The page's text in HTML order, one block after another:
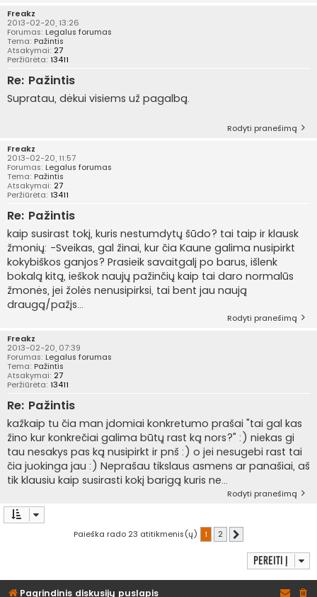
Freakz
2013-02-20, 13:26
Forumas: Legalus forumas
Tema: Pažintis
Atsakymai: 27
Peržiūrėta: 13411
Re: Pažintis
Supratau, dėkui visiems už pagalbą.
Rodyti pranešimą
Freakz
2013-02-20, 11:57
Forumas: Legalus forumas
Tema: Pažintis
Atsakymai: 27
Peržiūrėta: 13411
Re: Pažintis
kaip susirast tokį, kuris nestumdytų šūdo? tai taip ir klausk
žmonių: -Sveikas, gal žinai, kur čia Kaune galima nusipirkt
kokybiškos ganjos? Prasieik savaitgalį po barus, išlenk
bokalą kitą, ieškok naujų pažinčių kaip tai daro normalūs
žmonės, jei žolės nenusipirksi, tai bent jau naują
draugą/pažįs...
Rodyti pranešimą
Freakz
2013-02-20, 07:39
Forumas: Legalus forumas
Tema: Pažintis
Atsakymai: 27
Peržiūrėta: 13411
Re: Pažintis
kažkaip tu čia man įdomiai konkretumo prašai "tai gal kas
žino kur konkrečiai galima būtų rast ką nors?" :) niekas gi
tau nesakys pas ką nusipirkt ir pnš :) o jei nesugebi rast tai
čia juokinga jau :) Neprašau tikslaus asmens ar panašiai, aš
tik klausiu kaip susirasti kokį barigą kuris ne...
Rodyti pranešimą
Paieška rado 23 atitikmenis(ų) 1 2
Pereiti į
Pagrindinis diskusijų puslapis